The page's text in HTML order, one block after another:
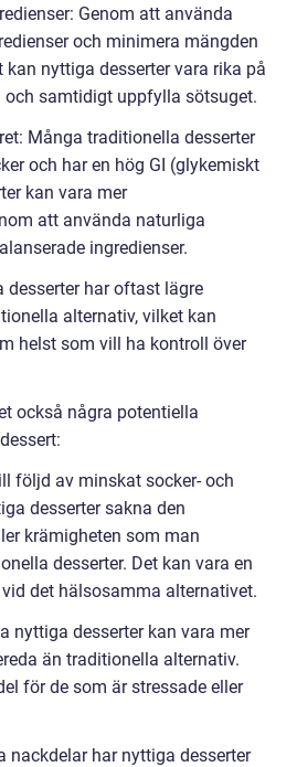
Genom att använda
och minimera mängden
nyttiga desserter vara rika på
samtidigt uppfylla sötsuget.
Många traditionella desserter
och har en hög GI (glykemiskt
kan vara mer
att använda naturliga
ingredienser.
har oftast lägre
alternativ, vilket kan
helst som vill ha kontroll över
också några potentiella
följd av minskat socker- och
desserter sakna den
krämigheten som man
desserter. Det kan vara en
det hälsosamma alternativet.
nyttiga desserter kan vara mer
än traditionella alternativ.
för de som är stressade eller
nackdelar har nyttiga desserter